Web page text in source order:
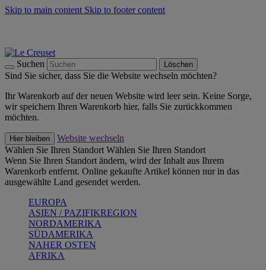
Skip to main content Skip to footer content
Suchen Löschen
Sind Sie sicher, dass Sie die Website wechseln möchten?
Ihr Warenkorb auf der neuen Website wird leer sein. Keine Sorge,
wir speichern Ihren Warenkorb hier, falls Sie zurückkommen
möchten.
Hier bleiben
Website wechseln
Wählen Sie Ihren Standort Wählen Sie Ihren Standort
Wenn Sie Ihren Standort ändern, wird der Inhalt aus Ihrem
Warenkorb entfernt. Online gekaufte Artikel können nur in das
ausgewählte Land gesendet werden.
EUROPA
ASIEN / PAZIFIKREGION
NORDAMERIKA
SÜDAMERIKA
NAHER OSTEN
AFRIKA